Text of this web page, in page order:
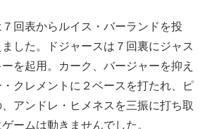
回表からルイス・バーランドを投
した。ドジャースは７回裏にジャス
を起用。カーク、バージャーを抑え
クレメントに２ベースを打たれ、ピ
アンドレ・ヒメネスを三振に打ち取
ームは動きませんでした。